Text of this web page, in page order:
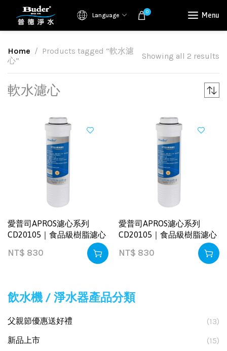
Language 0 Menu
Home
Products tagged “軟水濾
心”
Showing all 2 results
飲水機 / 淨水器產品分類
父親節優惠送好禮
(13)
新品上市
(15)
軟水濾心
愛普司APROS濾心系列
CD20105｜食品級樹脂濾心
NT$ 830
愛普司APROS濾心系列
CD20105｜食品級樹脂濾心
NT$ 830